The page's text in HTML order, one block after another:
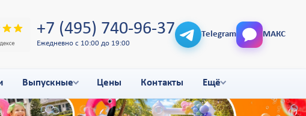
+7 (495) 740-96-37
Ежедневно с 10:00 до 19:00
Telegram МАКС
Выпускные Цены Контакты Ещё